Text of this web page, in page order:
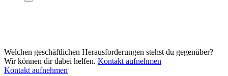
Welchen geschäftlichen Herausforderungen stehst du gegenüber?
Wir können dir dabei helfen. Kontakt aufnehmen
Kontakt aufnehmen